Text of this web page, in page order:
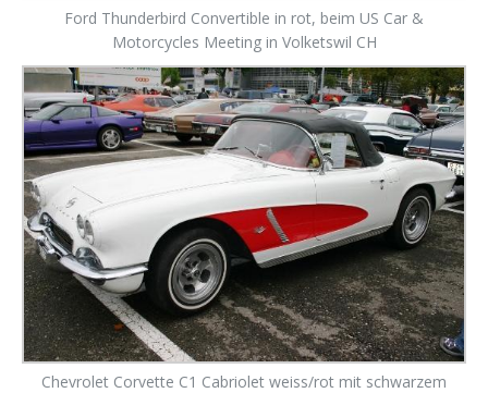
Ford Thunderbird Convertible in rot, beim US Car &
Motorcycles Meeting in Volketswil CH
Chevrolet Corvette C1 Cabriolet weiss/rot mit schwarzem